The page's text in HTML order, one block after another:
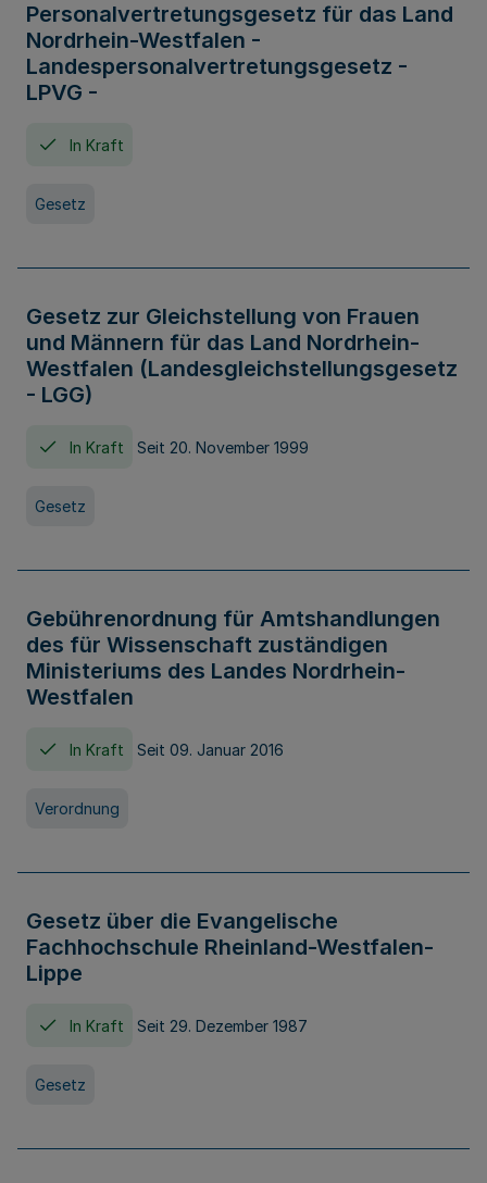
Personalvertretungsgesetz für das Land
Nordrhein-Westfalen -
Landespersonalvertretungsgesetz -
LPVG -
In Kraft
Gesetz
Gesetz zur Gleichstellung von Frauen
und Männern für das Land Nordrhein-
Westfalen (Landesgleichstellungsgesetz
- LGG)
In Kraft Seit 20. November 1999
Gesetz
Gebührenordnung für Amtshandlungen
des für Wissenschaft zuständigen
Ministeriums des Landes Nordrhein-
Westfalen
In Kraft Seit 09. Januar 2016
Verordnung
Gesetz über die Evangelische
Fachhochschule Rheinland-Westfalen-
Lippe
In Kraft Seit 29. Dezember 1987
Gesetz